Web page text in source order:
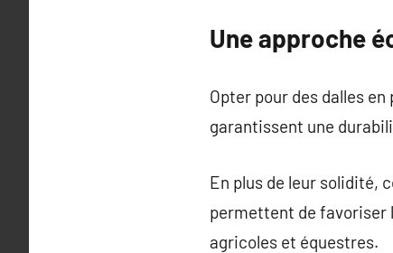
Une approche
Opter pour des dalles
garantissent une
En plus de leur solidité,
permettent de favoriser
agricoles et équestres.